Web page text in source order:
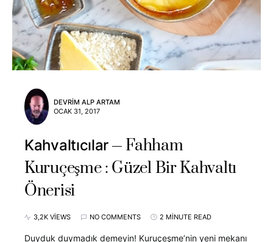
DEVRIM ALP ARTAM
OCAK 31, 2017
Kahvaltıcılar
Fahham
Kuruçeşme : Güzel Bir Kahvaltı
Önerisi
3,2K VIEWS NO COMMENTS 2 MINUTE READ
Duyduk duymadık demeyin! Kuruçeşme’nin yeni mekanı